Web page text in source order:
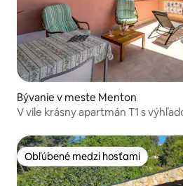
Bývanie v meste Menton
V vile krásny apartmán T1 s
Obľúbené medzi hosťami
Obľúbené medzi hosťami